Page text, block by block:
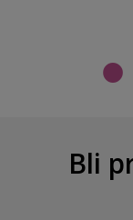
Bli